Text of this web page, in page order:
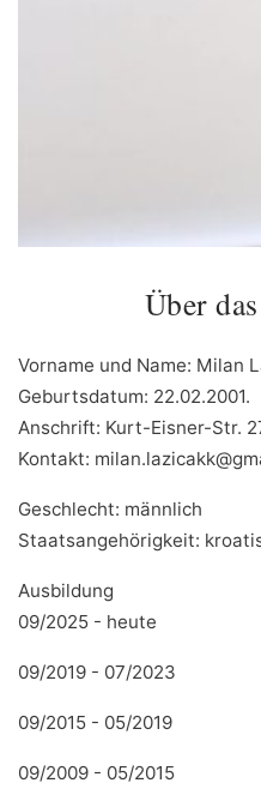
Über
Vorname und Name: Milan
Geburtsdatum: 22.02.2001.
Anschrift: Kurt-Eisner-Str.
Kontakt:
Geschlecht: männlich
Staatsangehörigkeit:
Ausbildung
09/2025 - heute
09/2019 - 07/2023
09/2015 - 05/2019
09/2009 - 05/2015